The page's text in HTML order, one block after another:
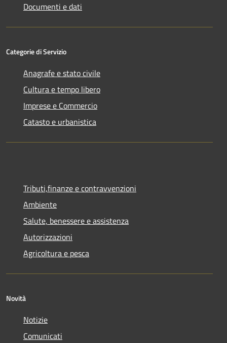
Documenti e dati
Categorie di Servizio
Anagrafe e stato civile
Cultura e tempo libero
Imprese e Commercio
Catasto e urbanistica
Tributi,finanze e contravvenzioni
Ambiente
Salute, benessere e assistenza
Autorizzazioni
Agricoltura e pesca
Novità
Notizie
Comunicati